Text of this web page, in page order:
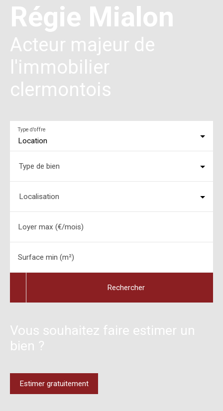
Régie Mialon
Acteur majeur de
l'immobilier
clermontois
Location
Type d'offre
Type de bien
Localisation
Loyer max (€/mois)
Surface min (m²)
Rechercher
Vous souhaitez faire estimer un
bien ?
Estimer gratuitement